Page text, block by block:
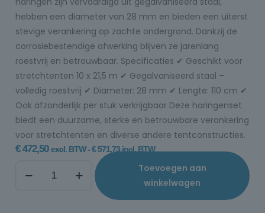
hebben een diameter van 28 mm en bieden een uiterst
stevige verankering op zachte ondergrond. Dankzij de
corrosiebestendige afwerking blijven ze jarenlang
roestvrij en betrouwbaar. Specificaties ✔ Geschikt voor
stretchtenten 10 x 21,5 m ✔ Gegalvaniseerd staal –
volledig roestvrij ✔ Diameter: 28 mm ✔ Lengte: 110 cm ✔
Ook afzonderlijk per stuk verkrijgbaar Deze haringenset
biedt een duurzame, sterke en betrouwbare verankering
voor stretchtenten en diverse andere tentconstructies.
€472,50 excl. BTW -€571,73 incl. BTW
Toevoegen aan
winkelwagen